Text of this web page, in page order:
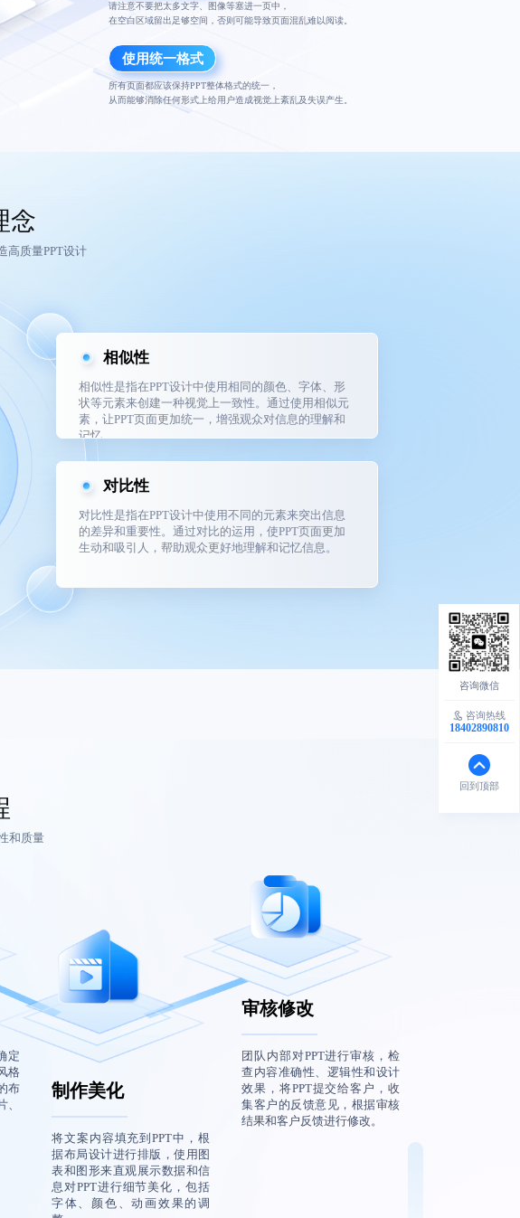
请注意不要把太多文字、图像等塞进一页中，
在空白区域留出足够空间，否则可能导致页面混乱难以阅读。
使用统一格式
所有页面都应该保持PPT整体格式的统一，
从而能够消除任何形式上给用户造成视觉上紊乱及失误产生。
念
高质量PPT设计
相似性
相似性是指在PPT设计中使用相同的颜色、字体、形
状等元素来创建一种视觉上一致性。通过使用相似元
素，让PPT页面更加统一，增强观众对信息的理解和
记忆。
对比性
对比性是指在PPT设计中使用不同的元素来突出信息
的差异和重要性。通过对比的运用，使PPT页面更加
生动和吸引人，帮助观众更好地理解和记忆信息。
和质量
定
格
布
、
制作美化
将文案内容填充到PPT中，根
据布局设计进行排版，使用图
表和图形来直观展示数据和信
息对PPT进行细节美化，包括
字体、颜色、动画效果的调
审核修改
团队内部对PPT进行审核，检
查内容准确性、逻辑性和设计
效果，将PPT提交给客户，收
集客户的反馈意见，根据审核
结果和客户反馈进行修改。
咨询热线
18402890810
回到顶部